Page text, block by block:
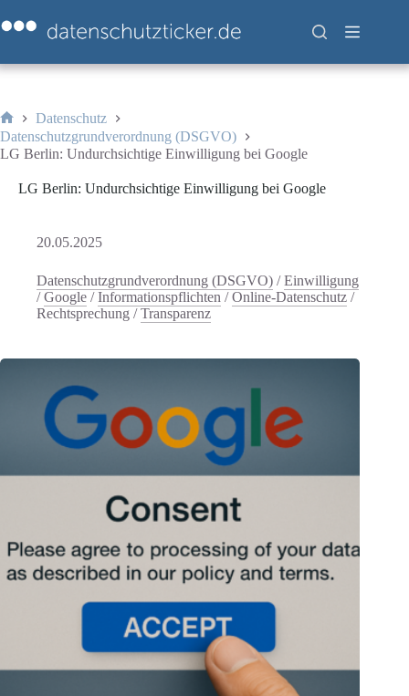
Inhalt
springen
Start
Datenschutz
Datenschutzgrundverordnung (DSGVO)
LG Berlin: Undurchsichtige Einwilligung bei Google
LG Berlin: Undurchsichtige Einwilligung bei Google
20.05.2025
Datenschutzgrundverordnung (DSGVO) /Einwilligung
/Google /Informationspflichten /Online-Datenschutz /
Rechtsprechung /Transparenz